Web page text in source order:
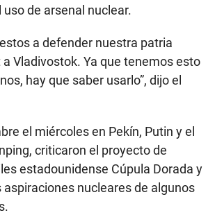
uso de arsenal nuclear.
a defender nuestra patria
Vladivostok. Ya que tenemos esto
hay que saber usarlo”, dijo el
el miércoles en Pekín, Putin y el
criticaron el proyecto de
estadounidense Cúpula Dorada y
nucleares de algunos